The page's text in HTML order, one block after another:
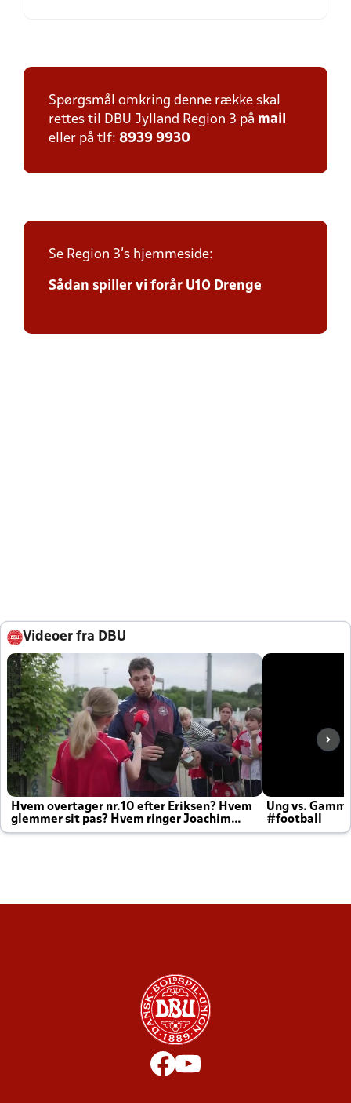
Spørgsmål omkring denne række skal
rettes til DBU Jylland Region 3 på mail
eller på tlf: 8939 9930
Se Region 3's hjemmeside:
Sådan spiller vi forår U10 Drenge
Videoer fra DBU
Hvem overtager nr.10 efter Eriksen? Hvem
glemmer sit pas? Hvem ringer Joachim
altid til efter kampe?
Ung vs.
#football